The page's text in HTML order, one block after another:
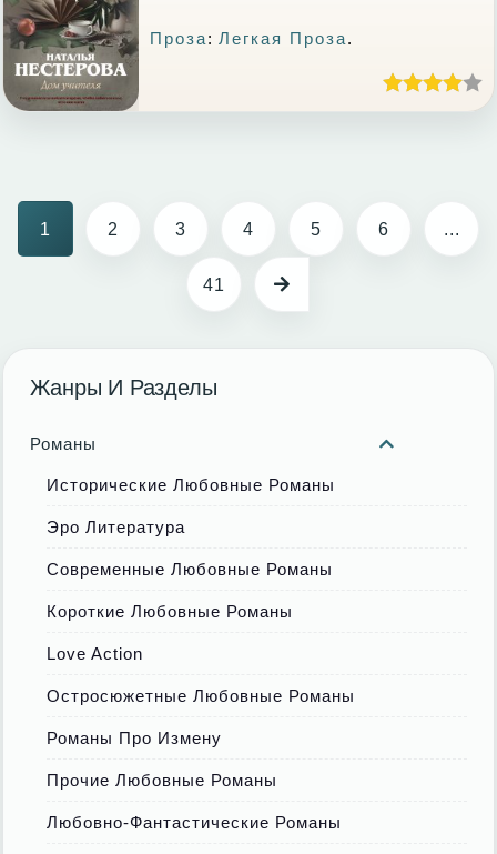
Проза:Легкая Проза.
1 2 3 4 5 6 ...
41
Жанры И Разделы
Романы
Исторические Любовные Романы
Эро Литература
Современные Любовные Романы
Короткие Любовные Романы
Love Action
Остросюжетные Любовные Романы
Романы Про Измену
Прочие Любовные Романы
Любовно-Фантастические Романы